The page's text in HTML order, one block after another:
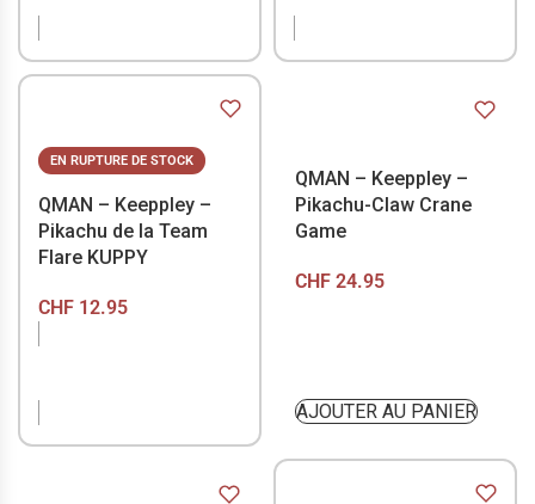
EN RUPTURE DE STOCK
QMAN – Keeppley –
Pikachu de la Team
Flare KUPPY
CHF 12.95
QMAN – Keeppley –
Pikachu-Claw Crane
Game
CHF24.95
AJOUTER AU PANIER